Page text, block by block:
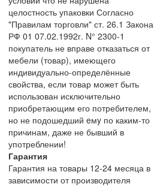
целостность упаковки Согласно
"Правилам торговли" ст. 26.1 Закона
РФ 01 07.02.1992г. N° 2300-1
покупатель не вправе отказаться от
мебели (товар), имеющего
индивидуально-определённые
свойства, если товар может быть
использован исключительно
приобретающим его потребителем,
но не подошедший eмy по каким-то
причинам, даже не бывший в
употреблении!
Гарантия
Гарантия на товары 12-24 месяца в
зависимости от производителя